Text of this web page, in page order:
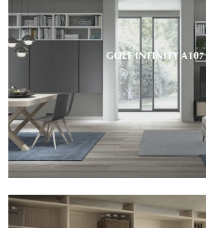
GOLF INFINITY A107